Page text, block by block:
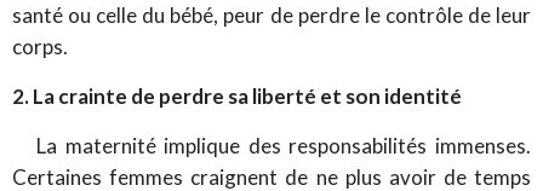
santé ou celle du bébé, peur de perdre le contrôle de leur
corps.
2. La crainte de perdre sa liberté et son identité
La maternité implique des responsabilités immenses.
Certaines femmes craignent de ne plus avoir de temps